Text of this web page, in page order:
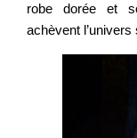
robe dorée et
achèvent